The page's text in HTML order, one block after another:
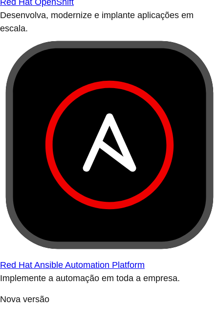
Red Hat OpenShift
Desenvolva, modernize e implante aplicações em
escala.
Red Hat Ansible Automation Platform
Implemente a automação em toda a empresa.
Nova versão